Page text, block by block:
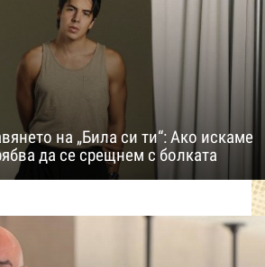
на „Била си ти“: Ако искаме
да се срещнем с болката